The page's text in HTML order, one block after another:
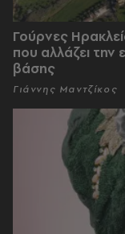
Γούρνες
που αλλάζει την
βάσης
Γιάννης Μαντζίκος